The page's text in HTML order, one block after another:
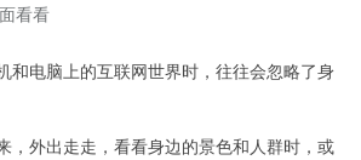
看看
电脑上的互联网世界时，往往会忽略了身
外出走走，看看身边的景色和人群时，或